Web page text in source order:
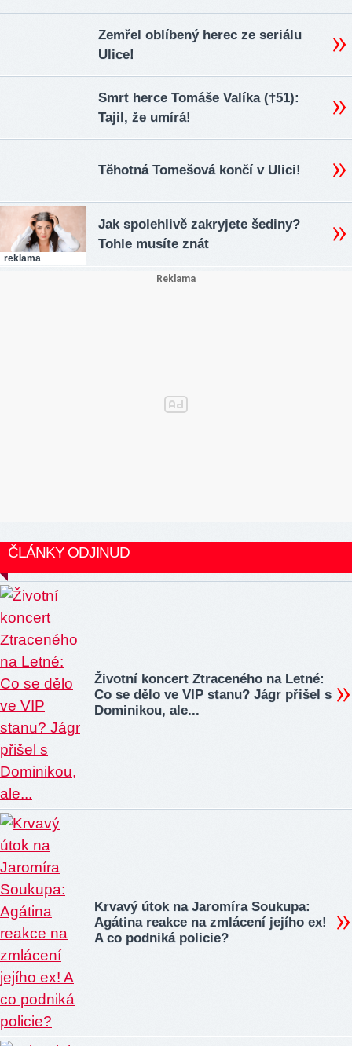
Zemřel oblíbený herec ze seriálu
Ulice!
Smrt herce Tomáše Valíka (†51):
Tajil, že umírá!
Těhotná Tomešová končí v Ulici!
reklama
Jak spolehlivě zakryjete šediny?
Tohle musíte znát
ČLÁNKY ODJINUD
Životní koncert Ztraceného na Letné:
Co se dělo ve VIP stanu? Jágr přišel s
Dominikou, ale...
Krvavý útok na Jaromíra Soukupa:
Agátina reakce na zmlácení jejího ex!
A co podniká policie?